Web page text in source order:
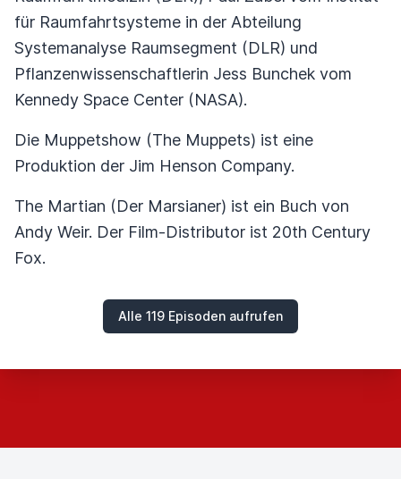
für Raumfahrtsysteme in der Abteilung
Systemanalyse Raumsegment (DLR) und
Pflanzenwissenschaftlerin Jess Bunchek vom
Kennedy Space Center (NASA).
Die Muppetshow (The Muppets) ist eine
Produktion der Jim Henson Company.
The Martian (Der Marsianer) ist ein Buch von
Andy Weir. Der Film-Distributor ist 20th Century
Fox.
Alle 119 Episoden aufrufen